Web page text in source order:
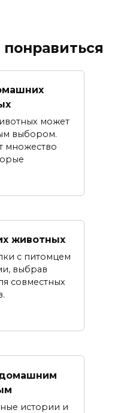
может
выбором.
множество
животных
с питомцем
выбрав
совместных
домашним
истории и